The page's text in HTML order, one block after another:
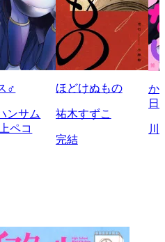
♂
ンサム
ペコ
ほどけぬもの
祐木すずこ
完結
か
日
川